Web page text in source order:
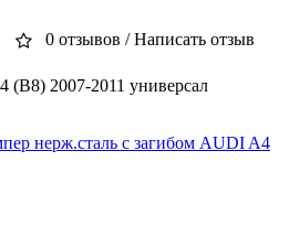
0 отзывов /Написать отзыв
(B8) 2007-2011 универсал